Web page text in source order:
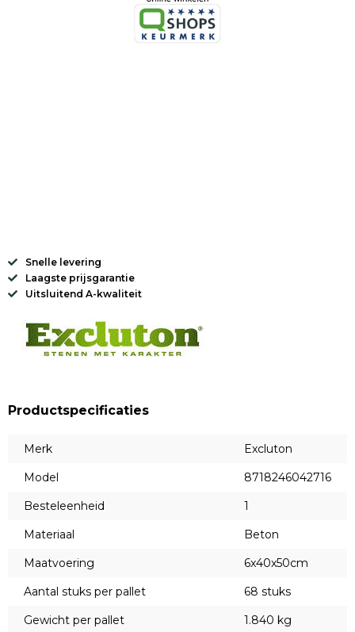
Snelle levering
Laagste prijsgarantie
Uitsluitend A-kwaliteit
Productspecificaties
Merk
Excluton
Model
8718246042716
Besteleenheid
1
Materiaal
Beton
Maatvoering
6x40x50cm
Aantal stuks per pallet
68 stuks
Gewicht per pallet
1.840 kg